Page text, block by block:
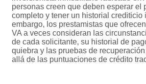
personas creen que deben esperar el
completo y tener un historial crediticio
embargo, los prestamistas que
VA a veces consideran las
de cada solicitante, su historial de
quiebra y las pruebas de
allá de las puntuaciones de crédito